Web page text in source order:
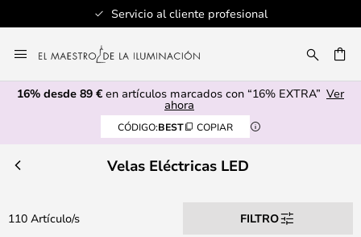
Servicio al cliente profesional
al
contenido
16% desde 89 € en artículos marcados con “16% EXTRA” Ver
ahora
CÓDIGO:BEST COPIAR
Velas Eléctricas LED
110 Artículo/s FILTRO